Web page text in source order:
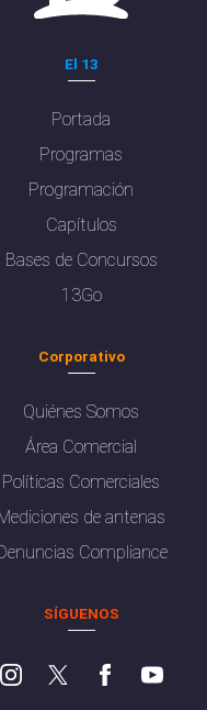
El 13
Portada
Programas
Programación
Capítulos
Bases de Concursos
13Go
Corporativo
Quiénes Somos
Área Comercial
Políticas Comerciales
de antenas
Compliance
SÍGUENOS